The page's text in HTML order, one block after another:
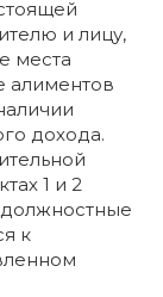
и лицу,
места
алиментов
дохода.
1 и 2
к